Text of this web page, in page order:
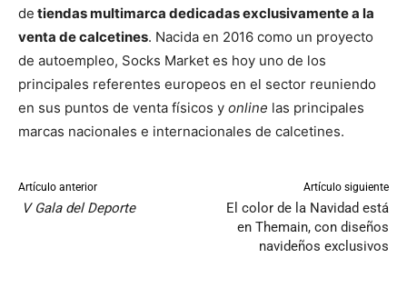
de tiendas multimarca dedicadas exclusivamente a la
venta de calcetines. Nacida en 2016 como un proyecto
de autoempleo, Socks Market es hoy uno de los
principales referentes europeos en el sector reuniendo
en sus puntos de venta físicos y online las principales
marcas nacionales e internacionales de calcetines.
Artículo anterior
V Gala del Deporte
Artículo siguiente
El color de la Navidad está
en Themain, con diseños
navideños exclusivos